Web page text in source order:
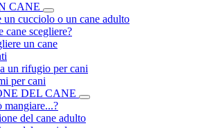
CANE
un cucciolo o un cane adulto
cane scegliere?
un cane
un rifugio per cani
per cani
DEL CANE
mangiare...?
del cane adulto